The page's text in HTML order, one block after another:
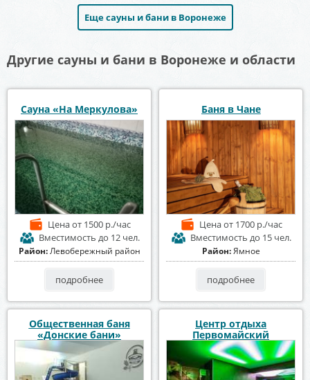
Еще сауны и бани в Воронеже
Другие сауны и бани в Воронеже и области
Сауна «На Меркулова»
Ценаот 1500 р./час
Вместимость до 12 чел.
Район:Левобережный район
подробнее
Баня в Чане
Ценаот 1700 р./час
Вместимость до 15 чел.
Район:Ямное
подробнее
Общественная баня
«Донские бани»
Центр отдыха
Первомайский